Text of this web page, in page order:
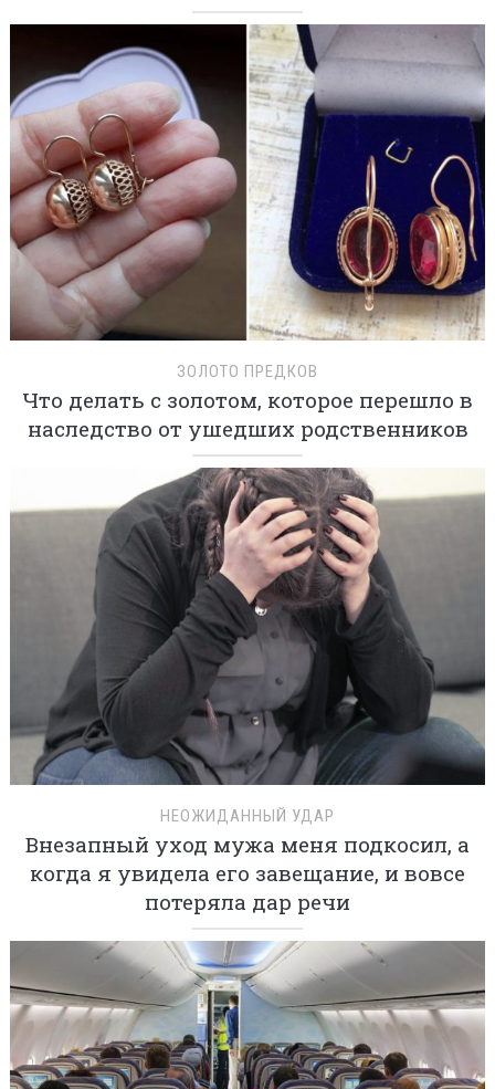
ЗОЛОТО ПРЕДКОВ
Что делать с золотом, которое перешло в
наследство от ушедших родственников
НЕОЖИДАННЫЙ УДАР
Внезапный уход мужа меня подкосил, а
когда я увидела его завещание, и вовсе
потеряла дар речи